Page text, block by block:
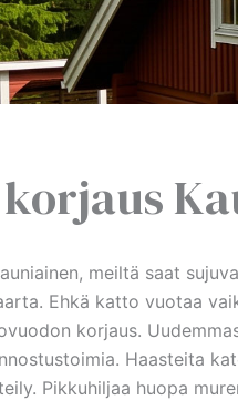
meiltä saat
Ehkä katto vuotaa
korjaus.
Haasteita
Pikkuhiljaa huopa